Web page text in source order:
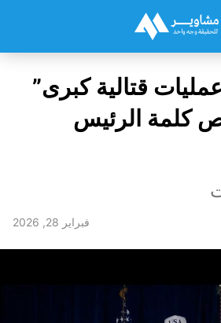
قتالية كبرى”
كلمة الرئيس
فبراير 28, 2026